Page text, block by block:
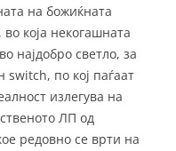
на божиќната
која некогашната
најдобро светло, за
switch, по кој паѓаат
излегува на
ЛП од
редовно се врти на